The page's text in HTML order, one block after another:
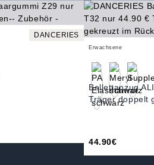
DANCERIES
Erwachsene
Ballettanzug
Träger doppelt
44.90€